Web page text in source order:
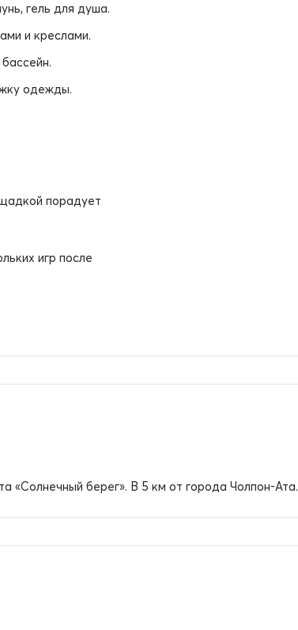
гель для душа.
и креслами.
одежды.
порадует
игр после
«Солнечный берег». В 5 км от города Чолпон-Ата.